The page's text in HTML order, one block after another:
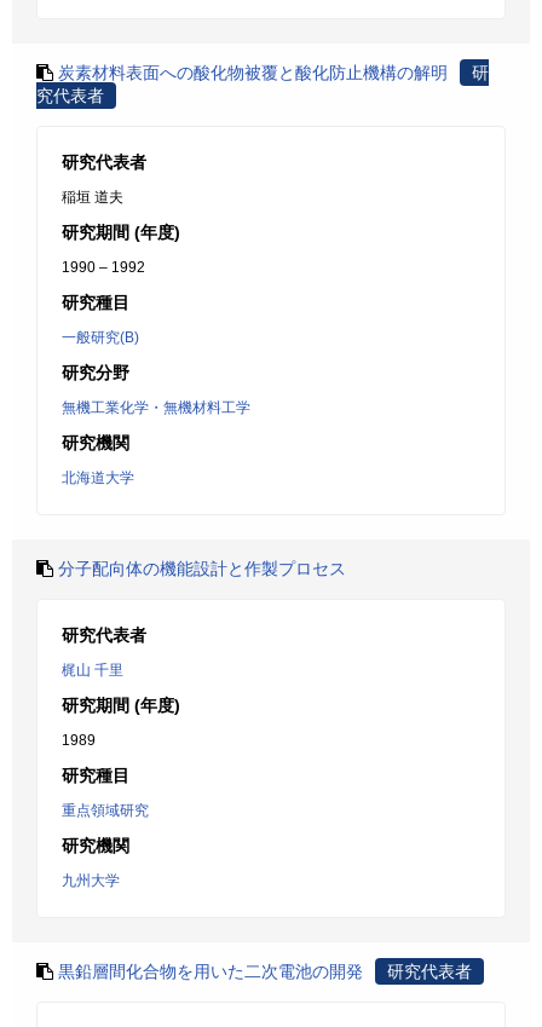
炭素材料表面への酸化物被覆と酸化防止機構の解明
研
究代表者
研究代表者
稲垣 道夫
研究期間 (年度)
1990 – 1992
研究種目
一般研究(B)
研究分野
無機工業化学・無機材料工学
研究機関
北海道大学
分子配向体の機能設計と作製プロセス
研究代表者
梶山 千里
研究期間 (年度)
1989
研究種目
重点領域研究
研究機関
九州大学
黒鉛層間化合物を用いた二次電池の開発 研究代表者